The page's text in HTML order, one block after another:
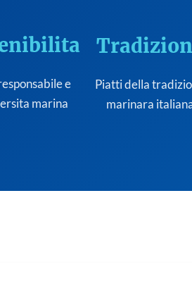
e
marina
Piatti della
marinara